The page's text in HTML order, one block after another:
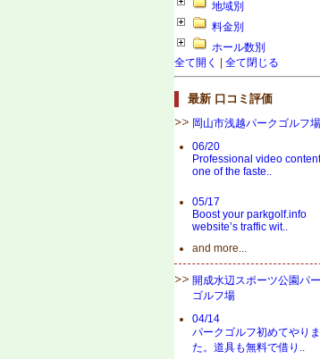
地域別
料金別
ホール数別
全て開く
全て閉じる
最新 口コミ評価
岡山市浅越パークゴルフ場
06/20
Professional video
one of the faste..
05/17
Boost your parkgolf.info
website’s traffic wit..
and more...
開成水辺スポーツ公園パ
ゴルフ場
04/14
パークゴルフ初めてやり
た。道具も無料で借り..